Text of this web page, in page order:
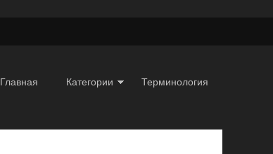
Главная Категории Терминология